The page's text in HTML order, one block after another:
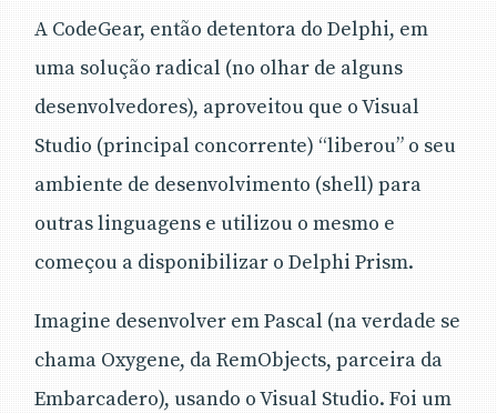
A CodeGear, então detentora do Delphi, em
uma solução radical (no olhar de alguns
desenvolvedores), aproveitou que o Visual
Studio (principal concorrente) “liberou” o seu
ambiente de desenvolvimento (shell) para
outras linguagens e utilizou o mesmo e
começou a disponibilizar o Delphi Prism.
Imagine desenvolver em Pascal (na verdade se
chama Oxygene, da RemObjects, parceira da
Embarcadero), usando o Visual Studio. Foi um